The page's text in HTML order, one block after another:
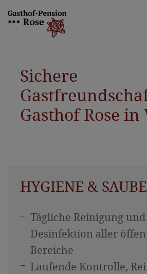
Ihre Gastgeber
Sichere Gastfreundschaft
Bildergalerie
Zimmer & Preise
Ferienwohnung & Preise
Angebote & Pauschalen
Inklusivleistungen &
Anfrage
Sichere
Gasthof Rose
HYGIENE &
Tägliche Reinigung und
Desinfektion aller
Bereiche
Laufende Kontrolle,